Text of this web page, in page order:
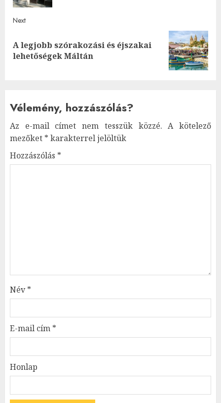
Next
Next
post:
A legjobb szórakozási és éjszakai
lehetőségek Máltán
Vélemény, hozzászólás?
Az e-mail címet nem tesszük közzé. A kötelező
mezőket * karakterrel jelöltük
Hozzászólás *
Név*
E-mail cím *
Honlap